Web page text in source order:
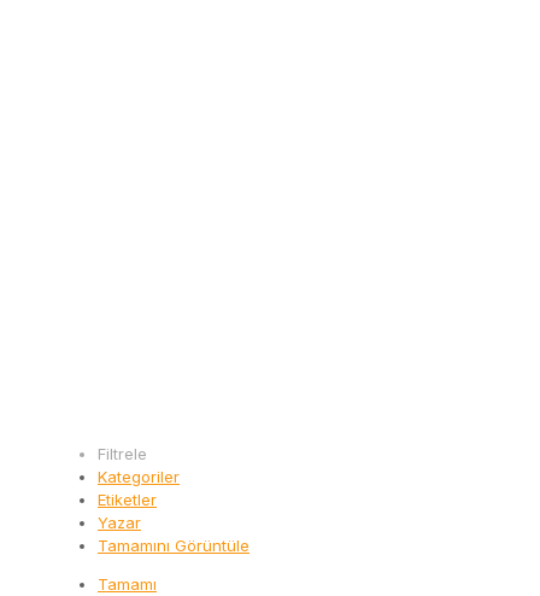
Filtrele
Kategoriler
Etiketler
Yazar
Tamamını Görüntüle
Tamamı